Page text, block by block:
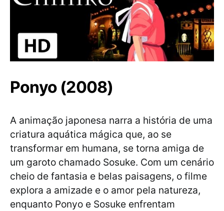
Ponyo (2008)
A animação japonesa narra a história de uma
criatura aquática mágica que, ao se
transformar em humana, se torna amiga de
um garoto chamado Sosuke. Com um cenário
cheio de fantasia e belas paisagens, o filme
explora a amizade e o amor pela natureza,
enquanto Ponyo e Sosuke enfrentam